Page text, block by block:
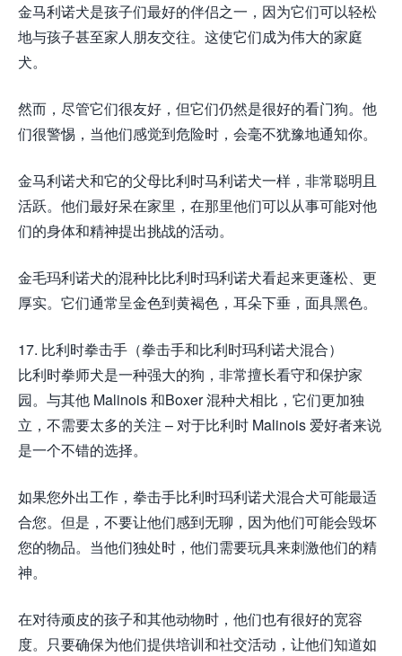
金马利诺犬是孩子们最好的伴侣之一，因为它们可以轻松
地与孩子甚至家人朋友交往。这使它们成为伟大的家庭
犬。
然而，尽管它们很友好，但它们仍然是很好的看门狗。他
们很警惕，当他们感觉到危险时，会毫不犹豫地通知你。
金马利诺犬和它的父母比利时马利诺犬一样，非常聪明且
活跃。他们最好呆在家里，在那里他们可以从事可能对他
们的身体和精神提出挑战的活动。
金毛玛利诺犬的混种比比利时玛利诺犬看起来更蓬松、更
厚实。它们通常呈金色到黄褐色，耳朵下垂，面具黑色。
17. 比利时拳击手（拳击手和比利时玛利诺犬混合）
比利时拳师犬是一种强大的狗，非常擅长看守和保护家
园。与其他 Malinois 和Boxer 混种犬相比，它们更加独
立，不需要太多的关注 – 对于比利时 Malinois 爱好者来说
是一个不错的选择。
如果您外出工作，拳击手比利时玛利诺犬混合犬可能最适
合您。但是，不要让他们感到无聊，因为他们可能会毁坏
您的物品。当他们独处时，他们需要玩具来刺激他们的精
神。
在对待顽皮的孩子和其他动物时，他们也有很好的宽容
度。只要确保为他们提供培训和社交活动，让他们知道如